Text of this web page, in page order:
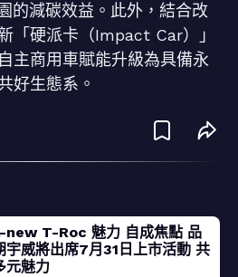
的減碳效益。此外，結合改
「硬派卡（Impact Car）」
主商用車賦能升級為具備永
好生態系。
T-Roc 魅力 自成焦點 品
宇威將出席7月31日上市活動 共
元魅力